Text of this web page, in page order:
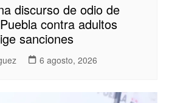
discurso de odio de
contra adultos
sanciones
6 agosto, 2026